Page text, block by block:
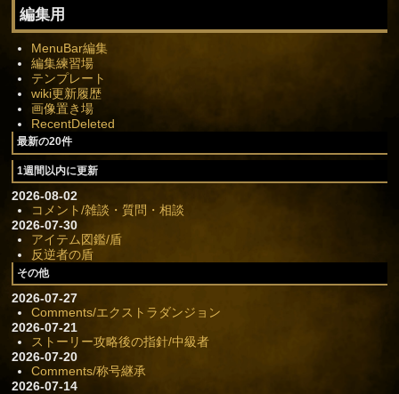
編集用
MenuBar編集
編集練習場
テンプレート
wiki更新履歴
画像置き場
RecentDeleted
最新の20件
1週間以内に更新
2026-08-02
コメント/雑談・質問・相談
2026-07-30
アイテム図鑑/盾
反逆者の盾
その他
2026-07-27
Comments/エクストラダンジョン
2026-07-21
ストーリー攻略後の指針/中級者
2026-07-20
Comments/称号継承
2026-07-14